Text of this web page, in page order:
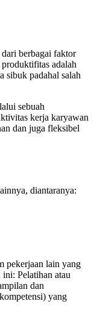
berbagai faktor
adalah
sibuk padahal salah
sebuah
kerja karyawan
dan juga fleksibel
diantaranya:
pekerjaan lain yang
Pelatihan atau
dan
yang